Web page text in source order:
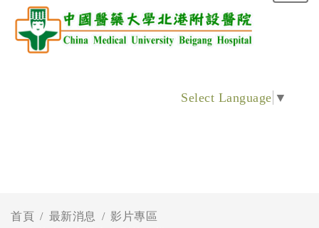
Select Language ▼
首頁 最新消息
影片專區